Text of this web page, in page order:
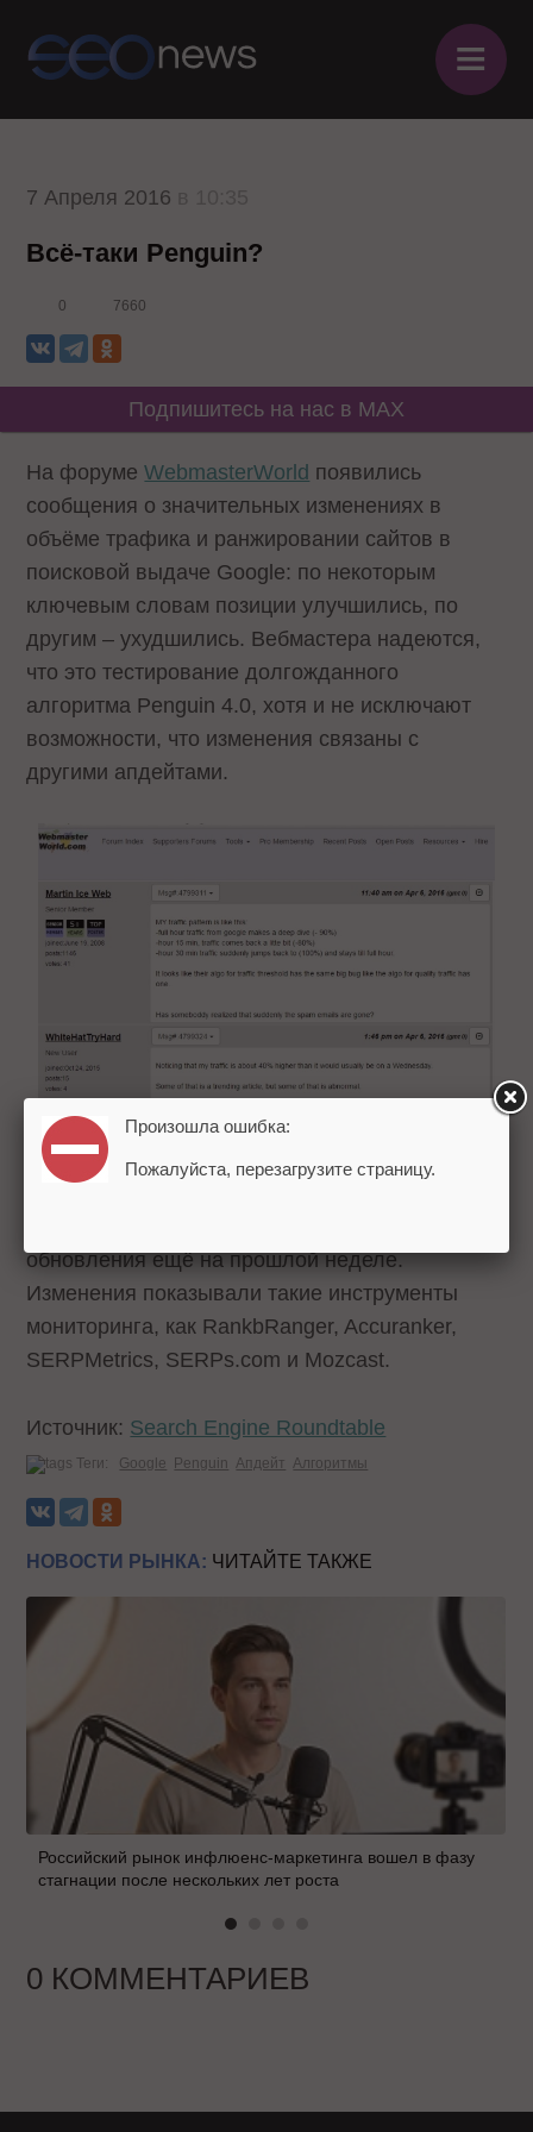
≡
7 Апреля 2016
Всё-таки Penguin?
0 7660
Подпишитесь на нас в MAX
На форумеWebmasterWorld появились
сообщения о значительных изменениях в
объёме трафика и ранжировании сайтов в
поисковой выдаче Google: по некоторым
ключевым словам позиции улучшились, по
другим – ухудшились. Вебмастера надеются,
что это тестирование долгожданного
алгоритма Penguin 4.0, хотя и не исключают
возможности, что изменения связаны с
другими апдейтами.
обновления ещё на прошлой неделе.
Изменения показывали такие инструменты
мониторинга, как RankbRanger, Accuranker,
SERPMetrics, SERPs.com и Mozcast.
Источник: Search Engine Roundtable
Теги: Google Penguin Апдейт Алгоритмы
НОВОСТИ РЫНКА: ЧИТАЙТЕ ТАКЖЕ
Российский рынок инфлюенс-маркетинга вошел в фазу
стагнации после нескольких лет роста
0 КОММЕНТАРИЕВ
Произошла ошибка:
Пожалуйста, перезагрузите страницу.